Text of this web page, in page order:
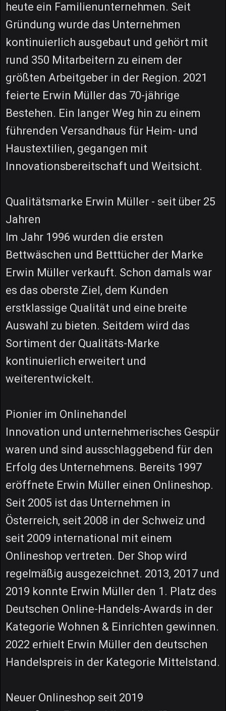
heute ein Familienunternehmen. Seit
Gründung wurde das Unternehmen
kontinuierlich ausgebaut und gehört mit
rund 350 Mitarbeitern zu einem der
größten Arbeitgeber in der Region. 2021
feierte Erwin Müller das 70-jährige
Bestehen. Ein langer Weg hin zu einem
führenden Versandhaus für Heim- und
Haustextilien, gegangen mit
Innovationsbereitschaft und Weitsicht.
Qualitätsmarke Erwin Müller - seit über 25
Jahren
Im Jahr 1996 wurden die ersten
Bettwäschen und Betttücher der Marke
Erwin Müller verkauft. Schon damals war
es das oberste Ziel, dem Kunden
erstklassige Qualität und eine breite
Auswahl zu bieten. Seitdem wird das
Sortiment der Qualitäts-Marke
kontinuierlich erweitert und
weiterentwickelt.
Pionier im Onlinehandel
Innovation und unternehmerisches Gespür
waren und sind ausschlaggebend für den
Erfolg des Unternehmens. Bereits 1997
eröffnete Erwin Müller einen Onlineshop.
Seit 2005 ist das Unternehmen in
Österreich, seit 2008 in der Schweiz und
seit 2009 international mit einem
Onlineshop vertreten. Der Shop wird
regelmäßig ausgezeichnet. 2013, 2017 und
2019 konnte Erwin Müller den 1. Platz des
Deutschen Online-Handels-Awards in der
Kategorie Wohnen & Einrichten gewinnen.
2022 erhielt Erwin Müller den deutschen
Handelspreis in der Kategorie Mittelstand.
Neuer Onlineshop seit 2019